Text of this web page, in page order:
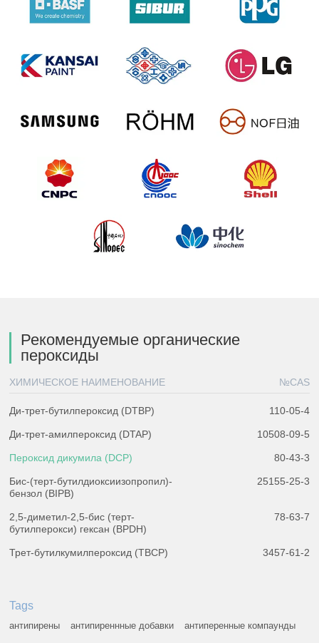
Рекомендуемые органические
пероксиды
ХИМИЧЕСКОЕ НАИМЕНОВАНИЕ №CAS
Ди-трет-бутилпероксид (DTBP) 110-05-4
Ди-трет-амилпероксид (DTAP) 10508-09-5
Пероксид дикумила (DCP) 80-43-3
Биc-(терт-бутилдиоксиизопропил)-
бензол (BIPB)
25155-25-3
2,5-диметил-2,5-бис (терт-
бутилперокси) гексан (BPDH)
78-63-7
Трет-бутилкумилпероксид (TBCP) 3457-61-2
Tags
антипирены антипиреннные добавки антиперенные компаунды